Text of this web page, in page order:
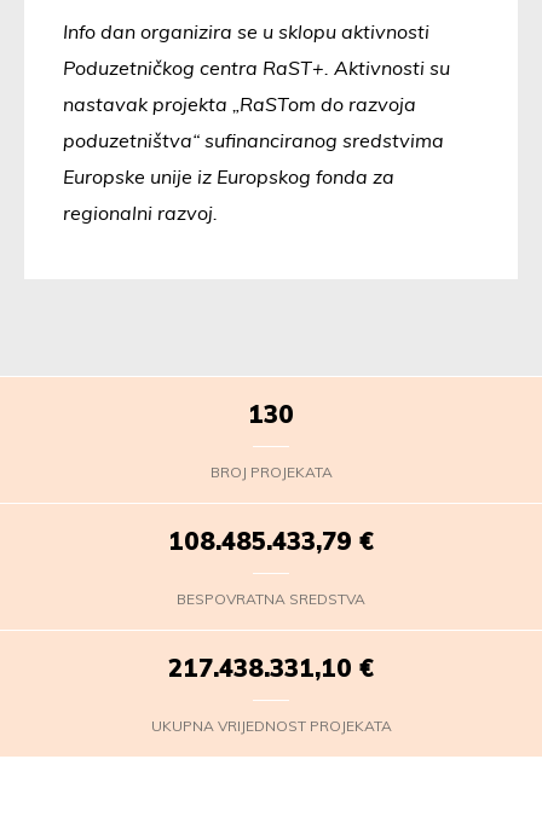
Info dan organizira se u sklopu aktivnosti
Poduzetničkog centra RaST+. Aktivnosti su
nastavak projekta „RaSTom do razvoja
poduzetništva“ sufinanciranog sredstvima
Europske unije iz Europskog fonda za
regionalni razvoj.
130
BROJ PROJEKATA
108.485.435,56 €
BESPOVRATNA SREDSTVA
217.438.332,87 €
UKUPNA VRIJEDNOST PROJEKATA